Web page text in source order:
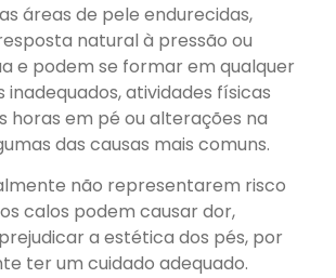
áreas de pele endurecidas,
natural à pressão ou
e podem se formar em qualquer
inadequados, atividades físicas
horas em pé ou alterações na
das causas mais comuns.
não representarem risco
calos podem causar dor,
a estética dos pés, por
ter um cuidado adequado.